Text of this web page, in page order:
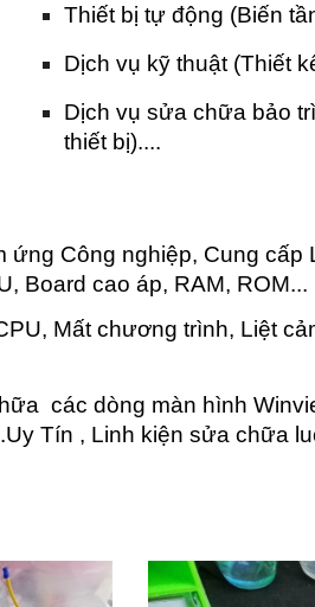
Thiết bị tự động (Biến
Dịch vụ kỹ thuật (Thiết
Dịch vụ sửa chữa bảo
thiết bị)....
Công nghiệp, Cung
Board cao áp, RAM, ROM...
Mất chương trình, Liệt
các dòng màn hình
Tín , Linh kiện sửa chữa